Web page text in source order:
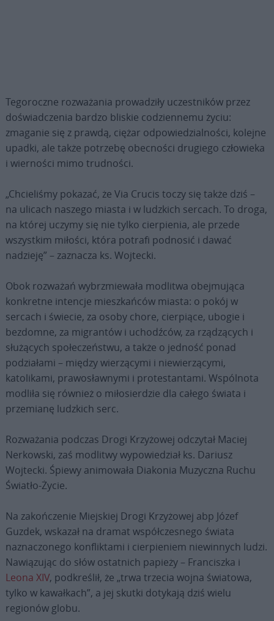
Tegoroczne rozważania prowadziły uczestników przez
doświadczenia bardzo bliskie codziennemu życiu:
zmaganie się z prawdą, ciężar odpowiedzialności, kolejne
upadki, ale także potrzebę obecności drugiego człowieka
i wierności mimo trudności.
„Chcieliśmy pokazać, że Via Crucis toczy się także dziś –
na ulicach naszego miasta i w ludzkich sercach. To droga,
na której uczymy się nie tylko cierpienia, ale przede
wszystkim miłości, która potrafi podnosić i dawać
nadzieję” – zaznacza ks. Wojtecki.
Obok rozważań wybrzmiewała modlitwa obejmująca
konkretne intencje mieszkańców miasta: o pokój w
sercach i świecie, za osoby chore, cierpiące, ubogie i
bezdomne, za migrantów i uchodźców, za rządzących i
służących społeczeństwu, a także o jedność ponad
podziałami – między wierzącymi i niewierzącymi,
katolikami, prawosławnymi i protestantami. Wspólnota
modliła się również o miłosierdzie dla całego świata i
przemianę ludzkich serc.
Rozważania podczas Drogi Krzyżowej odczytał Maciej
Nerkowski, zaś modlitwy wypowiedział ks. Dariusz
Wojtecki. Śpiewy animowała Diakonia Muzyczna Ruchu
Światło-Życie.
Na zakończenie Miejskiej Drogi Krzyżowej abp Józef
Guzdek, wskazał na dramat współczesnego świata
naznaczonego konfliktami i cierpieniem niewinnych ludzi.
Nawiązując do słów ostatnich papieży – Franciszka i
Leona XIV, podkreślił, że „trwa trzecia wojna światowa,
tylko w kawałkach”, a jej skutki dotykają dziś wielu
regionów globu.